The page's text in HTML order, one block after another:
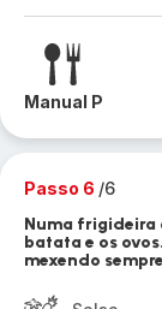
Manual P
Passo 6 /6
Numa frigideira
batata e os
mexendo